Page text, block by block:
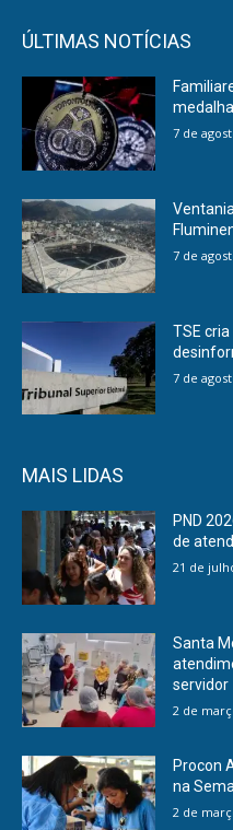
ÚLTIMAS NOTÍCIAS
7 de
7 de
TSE
7 de
MAIS LIDAS
PND
de
21 de
Santa
servidor
2 de
Procon
na
2 de